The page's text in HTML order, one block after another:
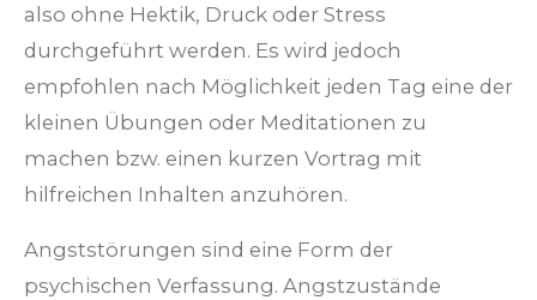
also ohne Hektik, Druck oder Stress
durchgeführt werden. Es wird jedoch
empfohlen nach Möglichkeit jeden Tag eine der
kleinen Übungen oder Meditationen zu
machen bzw. einen kurzen Vortrag mit
hilfreichen Inhalten anzuhören.
Angststörungen sind eine Form der
psychischen Verfassung. Angstzustände